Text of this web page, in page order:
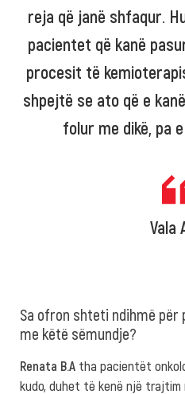
reja që janë shfaqur.
pacientet që kanë
procesit të
shpejtë se ato që e
folur me dikë, pa
Vala
Sa ofron shteti ndihmë
me këtë sëmundje?
Renata B.A tha pacientët
kudo, duhet të kenë një trajtim